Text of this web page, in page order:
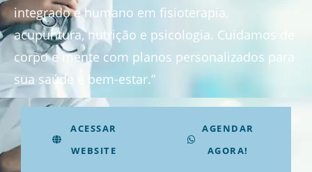
integrado e humano em fisioterapia,
acupuntura, nutrição e psicologia. Cuidamos de
corpo e mente com planos personalizados para
sua saúde e bem-estar.”
ACESSAR
WEBSITE
AGENDAR
AGORA!